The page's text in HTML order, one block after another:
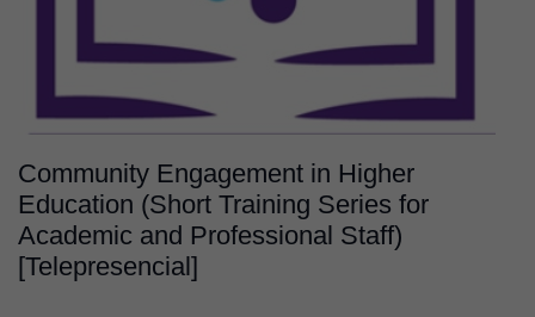
Community Engagement in Higher
Education (Short Training Series for
Academic and Professional Staff)
[Telepresencial]